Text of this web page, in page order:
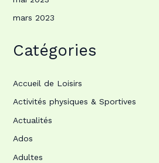
mars 2023
Catégories
Accueil de Loisirs
Activités physiques & Sportives
Actualités
Ados
Adultes